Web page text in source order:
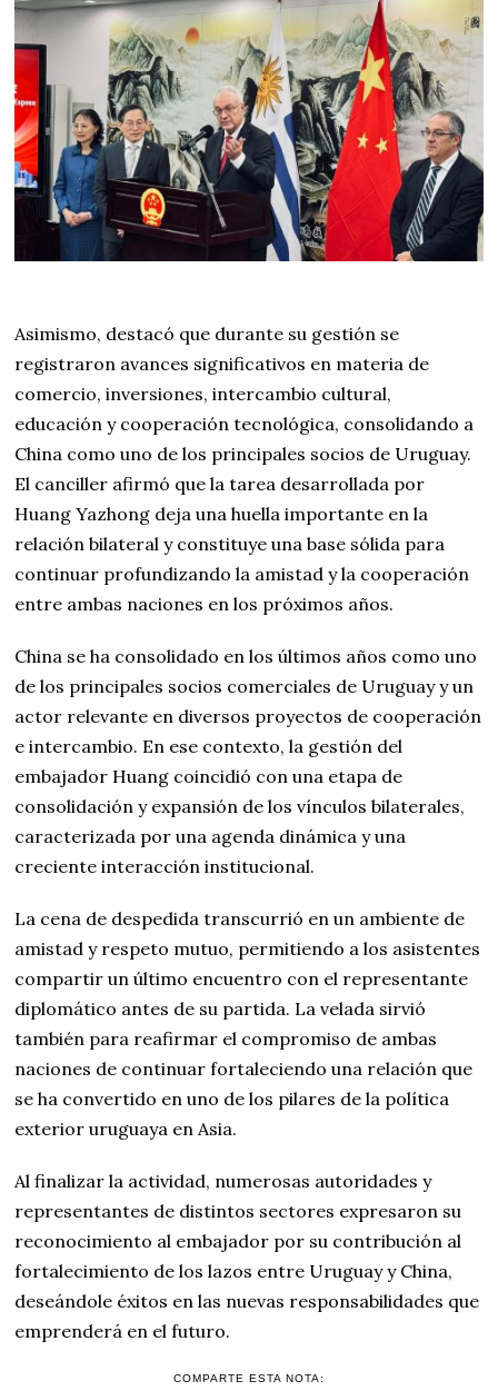
Asimismo, destacó que durante su gestión se
registraron avances significativos en materia de
comercio, inversiones, intercambio cultural,
educación y cooperación tecnológica, consolidando a
China como uno de los principales socios de Uruguay.
El canciller afirmó que la tarea desarrollada por
Huang Yazhong deja una huella importante en la
relación bilateral y constituye una base sólida para
continuar profundizando la amistad y la cooperación
entre ambas naciones en los próximos años.
China se ha consolidado en los últimos años como uno
de los principales socios comerciales de Uruguay y un
actor relevante en diversos proyectos de cooperación
e intercambio. En ese contexto, la gestión del
embajador Huang coincidió con una etapa de
consolidación y expansión de los vínculos bilaterales,
caracterizada por una agenda dinámica y una
creciente interacción institucional.
La cena de despedida transcurrió en un ambiente de
amistad y respeto mutuo, permitiendo a los asistentes
compartir un último encuentro con el representante
diplomático antes de su partida. La velada sirvió
también para reafirmar el compromiso de ambas
naciones de continuar fortaleciendo una relación que
se ha convertido en uno de los pilares de la política
exterior uruguaya en Asia.
Al finalizar la actividad, numerosas autoridades y
representantes de distintos sectores expresaron su
reconocimiento al embajador por su contribución al
fortalecimiento de los lazos entre Uruguay y China,
deseándole éxitos en las nuevas responsabilidades que
emprenderá en el futuro.
COMPARTE ESTA NOTA: